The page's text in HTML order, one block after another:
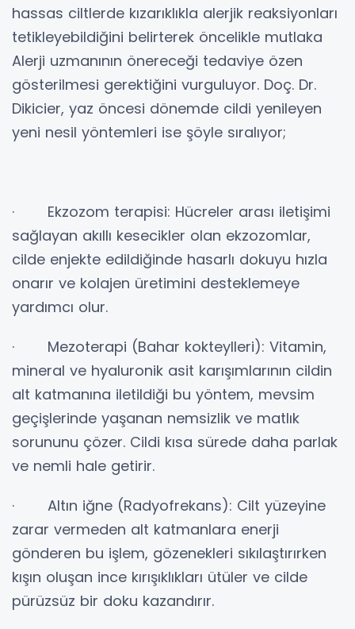
hassas ciltlerde kızarıklıkla alerjik reaksiyonları
tetikleyebildiğini belirterek öncelikle mutlaka
Alerji uzmanının önereceği tedaviye özen
gösterilmesi gerektiğini vurguluyor. Doç. Dr.
Dikicier, yaz öncesi dönemde cildi yenileyen
yeni nesil yöntemleri ise şöyle sıralıyor;
· Ekzozom terapisi: Hücreler arası iletişimi
sağlayan akıllı kesecikler olan ekzozomlar,
cilde enjekte edildiğinde hasarlı dokuyu hızla
onarır ve kolajen üretimini desteklemeye
yardımcı olur.
· Mezoterapi (Bahar kokteylleri): Vitamin,
mineral ve hyaluronik asit karışımlarının cildin
alt katmanına iletildiği bu yöntem, mevsim
geçişlerinde yaşanan nemsizlik ve matlık
sorununu çözer. Cildi kısa sürede daha parlak
ve nemli hale getirir.
· Altın iğne (Radyofrekans): Cilt yüzeyine
zarar vermeden alt katmanlara enerji
gönderen bu işlem, gözenekleri sıkılaştırırken
kışın oluşan ince kırışıklıkları ütüler ve cilde
pürüzsüz bir doku kazandırır.